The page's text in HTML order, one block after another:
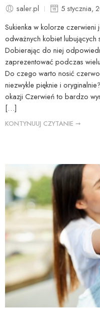
saler.pl
5 stycznia,
Sukienka w kolorze
odważnych kobiet lubujących
Dobierając do niej
zaprezentować podczas
Do czego warto nosić
niezwykle pięknie i
okazji Czerwień to bardzo
[…]
KONTYNUUJ CZYTANIE ➞